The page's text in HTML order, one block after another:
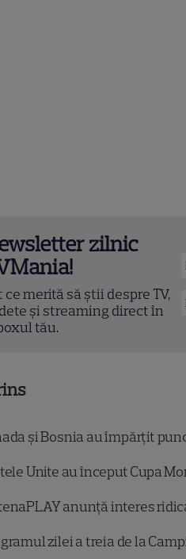
zilnic
ce merită să știi despre TV,
și streaming direct în
tău.
și Bosnia au împărțit
Unite au început Cupa
anunță interes
zilei a treia de la